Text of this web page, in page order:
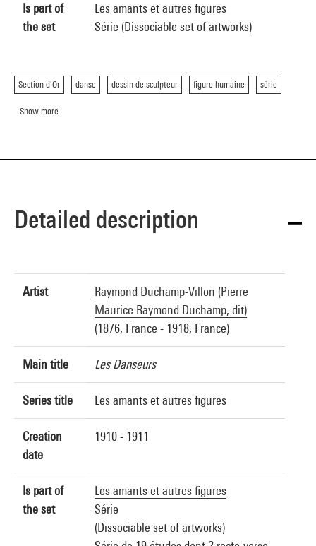
Is part of
the set
Les amants et autres figures
Série (Dissociable set of artworks)
Section d'Or danse dessin de sculpteur figure humaine série
Show more
Detailed description
Artist
Raymond Duchamp-Villon (Pierre
Maurice Raymond Duchamp, dit)
(1876, France - 1918, France)
Main title Les Danseurs
Series title Les amants et autres figures
Creation
date
1910 - 1911
Is part of
the set
Les amants et autres figures
Série
(Dissociable set of artworks)